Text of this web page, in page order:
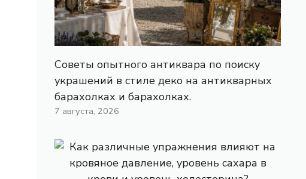
Советы опытного антиквара по поиску
украшений в стиле деко на антикварных
барахолках и барахолках.
7 августа, 2026